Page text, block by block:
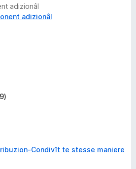
adizionâl
adizionâl
Condivît te stesse maniere